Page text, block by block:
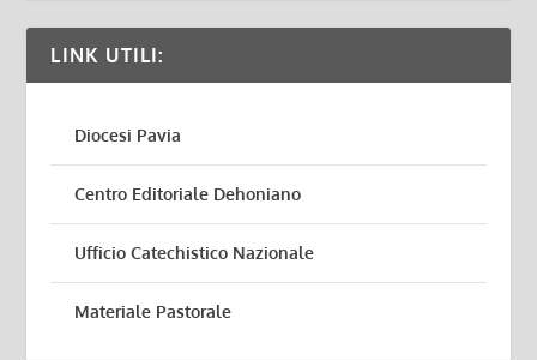
LINK UTILI:
Diocesi Pavia
Centro Editoriale Dehoniano
Ufficio Catechistico Nazionale
Materiale Pastorale